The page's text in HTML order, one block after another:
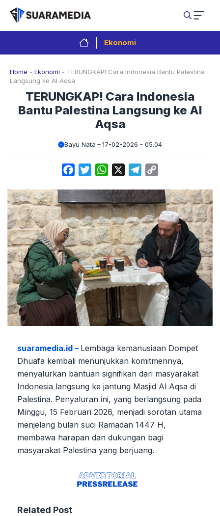
Langsung
isi
Ekonomi
Home - Ekonomi - TERUNGKAP! Cara Indonesia Bantu Palestina
Langsung ke Al Aqsa
TERUNGKAP! Cara Indonesia
Bantu Palestina Langsung ke Al
Aqsa
Bayu Nata 17-02-2026 - 05.04
FacebookTwitterWhatsApp Telegram
suaramedia.id – Lembaga kemanusiaan Dompet
Dhuafa kembali menunjukkan komitmennya,
menyalurkan bantuan signifikan dari masyarakat
Indonesia langsung ke jantung Masjid Al Aqsa di
Palestina. Penyaluran ini, yang berlangsung pada
Minggu, 15 Februari 2026, menjadi sorotan utama
menjelang bulan suci Ramadan 1447 H,
membawa harapan dan dukungan bagi
masyarakat Palestina yang berjuang.
Related Post